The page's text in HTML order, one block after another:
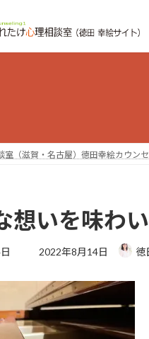
室（滋賀・名古屋）徳田幸絵カウン
想いを味わ
最
新
日
時
:
2022年8月14日 徳